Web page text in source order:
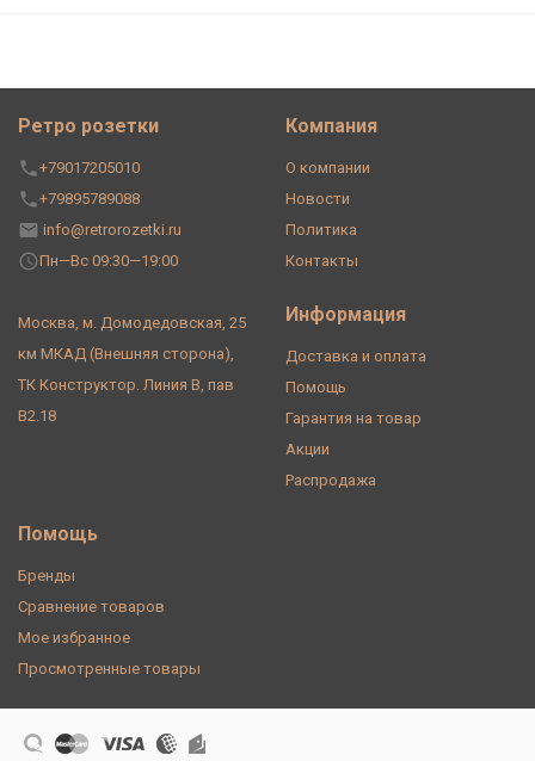
Ретро розетки
+79017205010
+79895789088
info@retrorozetki.ru
Пн—Вс 09:30—19:00
Москва, м. Домодедовская, 25
км МКАД (Внешняя сторона),
ТК Конструктор. Линия В, пав
В2.18
Компания
О компании
Новости
Политика
Контакты
Информация
Доставка и оплата
Помощь
Гарантия на товар
Акции
Распродажа
Помощь
Бренды
Сравнение товаров
Мое избранное
Просмотренные товары